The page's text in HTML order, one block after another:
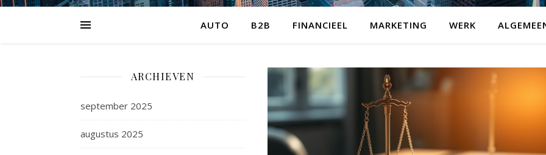
AUTO B2B FINANCIEEL MARKETING WERK
ARCHIEVEN
september 2025
augustus 2025